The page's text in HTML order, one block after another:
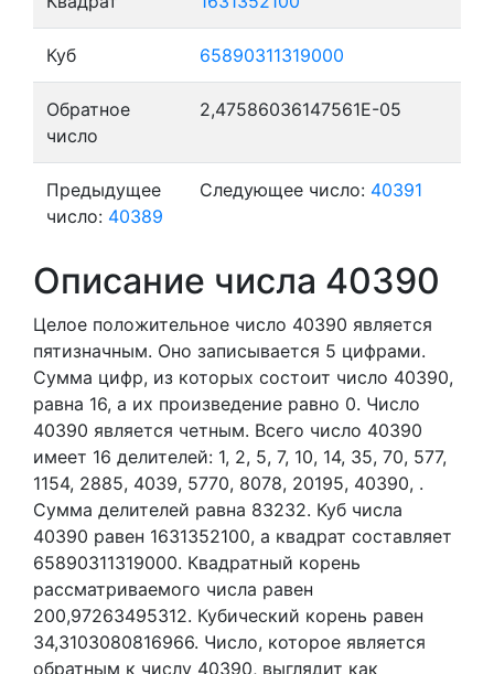
Куб 65890311319000
Обратное
число
2,47586036147561E-05
Предыдущее
число: 40389
Следующее число: 40391
Описание числа 40390
Целое положительное число 40390 является
пятизначным. Оно записывается 5 цифрами.
Сумма цифр, из которых состоит число 40390,
равна 16, а их произведение равно 0. Число
40390 является четным. Всего число 40390
имеет 16 делителей: 1, 2, 5, 7, 10, 14, 35, 70, 577,
1154, 2885, 4039, 5770, 8078, 20195, 40390, .
Сумма делителей равна 83232. Куб числа
40390 равен 1631352100, а квадрат составляет
65890311319000. Квадратный корень
рассматриваемого числа равен
200,97263495312. Кубический корень равен
34,3103080816966. Число, которое является
обратным к числу 40390, выглядит как